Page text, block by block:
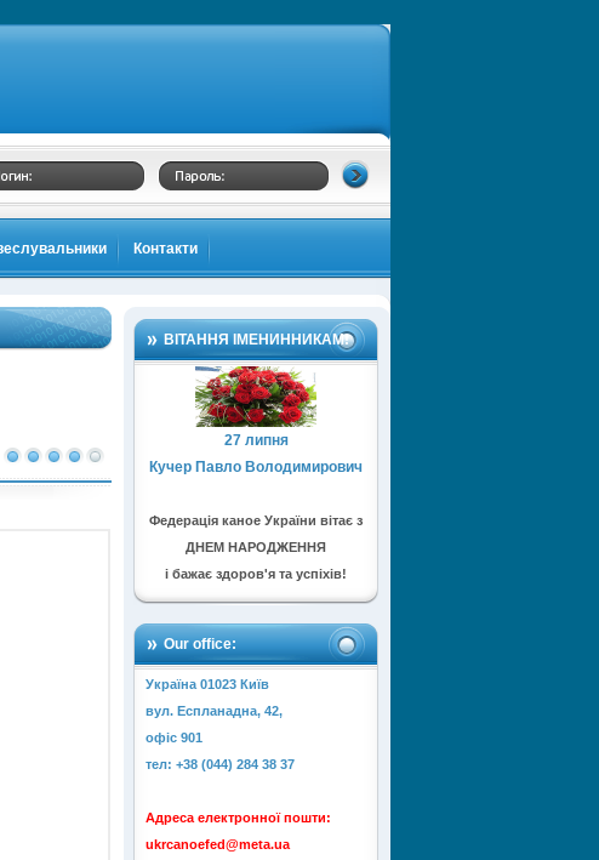
Контакти
ВІТАННЯ ІМЕНИННИКАМ!
27 липня
Кучер Павло Володимирович
Федерація каное України вітає з
ДНЕМ НАРОДЖЕННЯ
і бажає здоров'я та успіхів!
Our office:
Україна 01023 Київ
вул. Еспланадна, 42,
офіс 901
тел: +38 (044) 284 38 37
Адреса електронної пошти:
ukrcanoefed@meta.ua